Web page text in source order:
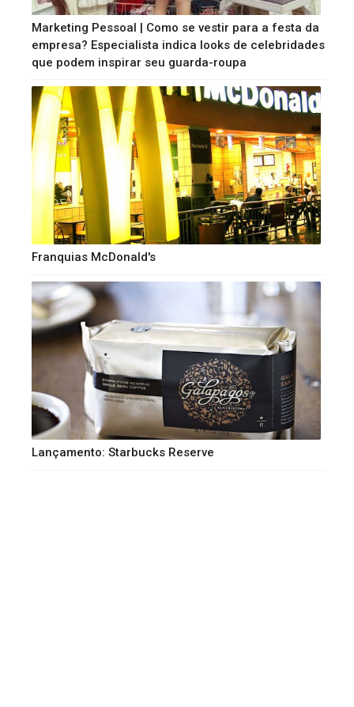
Marketing Pessoal | Como se vestir para a festa da
empresa? Especialista indica looks de celebridades
que podem inspirar seu guarda-roupa
Franquias McDonald's
Lançamento: Starbucks Reserve